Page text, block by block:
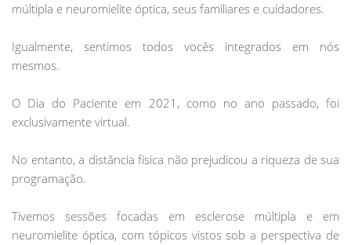
múltipla e neuromielite óptica, seus familiares e cuidadores.
Igualmente, sentimos todos vocês integrados em nós
mesmos.
O Dia do Paciente em 2021, como no ano passado, foi
exclusivamente virtual.
No entanto, a distância física não prejudicou a riqueza de sua
programação.
Tivemos sessões focadas em esclerose múltipla e em
neuromielite óptica, com tópicos vistos sob a perspectiva de